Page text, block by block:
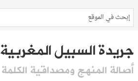
جريدة السبيل المغربية
أصالة المنهج ومصداقية الكلمة